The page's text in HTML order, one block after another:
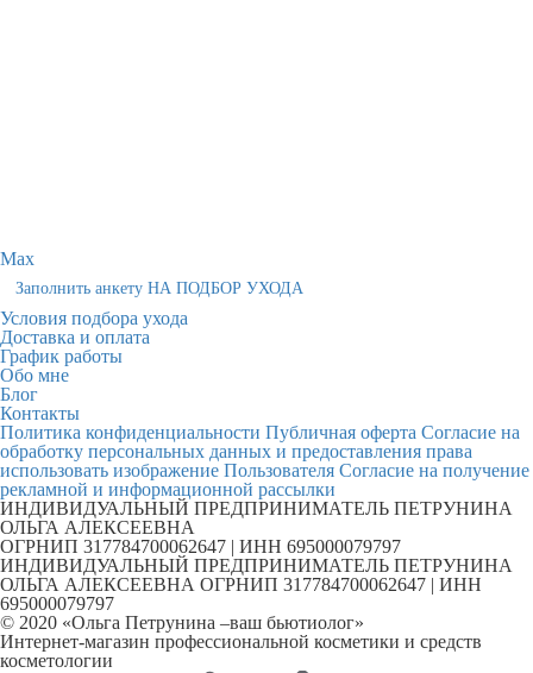
Max
Заполнить анкету НА ПОДБОР УХОДА
Условия подбора ухода
Доставка и оплата
График работы
Обо мне
Блог
Контакты
Политика конфиденциальности Публичная оферта Согласие на
обработку персональных данных и предоставления права
использовать изображение Пользователя Согласие на получение
рекламной и информационной рассылки
ИНДИВИДУАЛЬНЫЙ ПРЕДПРИНИМАТЕЛЬ ПЕТРУНИНА
ОЛЬГА АЛЕКСЕЕВНА
ОГРНИП 317784700062647 | ИНН 695000079797
ИНДИВИДУАЛЬНЫЙ ПРЕДПРИНИМАТЕЛЬ ПЕТРУНИНА
ОЛЬГА АЛЕКСЕЕВНА ОГРНИП 317784700062647 | ИНН
695000079797
© 2020 «Ольга Петрунина –ваш бьютиолог»
Интернет-магазин профессиональной косметики и средств
косметологии